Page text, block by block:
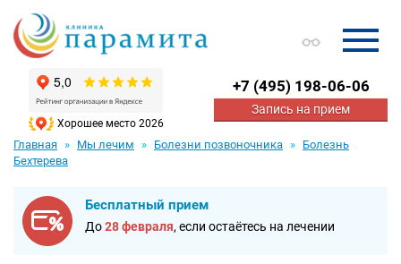
Хорошее место 2026
+7 (495) 198-06-06
Запись на прием
Главная Мы лечим Болезни позвоночника
Болезнь
Бехтерева
Бесплатный прием
До28 февраля, если остаётесь на лечении